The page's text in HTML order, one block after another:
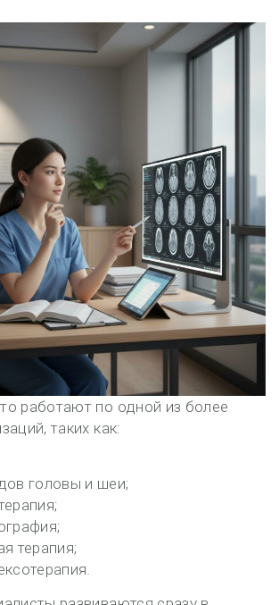
работают по одной из более
таких как:
головы и шеи;
терапия;